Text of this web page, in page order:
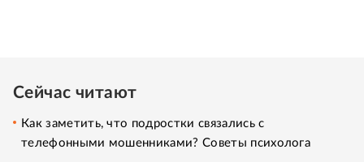
Сейчас читают
Как заметить, что подростки связались с
телефонными мошенниками? Советы психолога